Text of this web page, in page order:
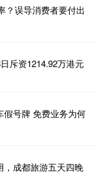
？误导消费者要付出
斥资1214.92万港元
假号牌 免费业务为何
，成都旅游五天四晚